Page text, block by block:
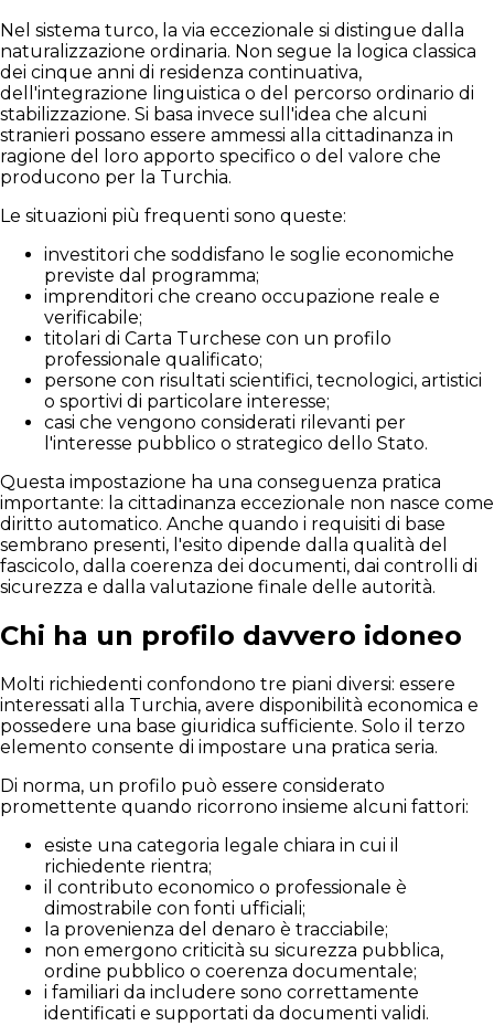
Nel sistema turco, la via eccezionale si distingue dalla
naturalizzazione ordinaria. Non segue la logica classica
dei cinque anni di residenza continuativa,
dell'integrazione linguistica o del percorso ordinario di
stabilizzazione. Si basa invece sull'idea che alcuni
stranieri possano essere ammessi alla cittadinanza in
ragione del loro apporto specifico o del valore che
producono per la Turchia.
Le situazioni più frequenti sono queste:
investitori che soddisfano le soglie economiche
previste dal programma;
imprenditori che creano occupazione reale e
verificabile;
titolari di Carta Turchese con un profilo
professionale qualificato;
persone con risultati scientifici, tecnologici, artistici
o sportivi di particolare interesse;
casi che vengono considerati rilevanti per
l'interesse pubblico o strategico dello Stato.
Questa impostazione ha una conseguenza pratica
importante: la cittadinanza eccezionale non nasce come
diritto automatico. Anche quando i requisiti di base
sembrano presenti, l'esito dipende dalla qualità del
fascicolo, dalla coerenza dei documenti, dai controlli di
sicurezza e dalla valutazione finale delle autorità.
Chi ha un profilo davvero idoneo
Molti richiedenti confondono tre piani diversi: essere
interessati alla Turchia, avere disponibilità economica e
possedere una base giuridica sufficiente. Solo il terzo
elemento consente di impostare una pratica seria.
Di norma, un profilo può essere considerato
promettente quando ricorrono insieme alcuni fattori:
esiste una categoria legale chiara in cui il
richiedente rientra;
il contributo economico o professionale è
dimostrabile con fonti ufficiali;
la provenienza del denaro è tracciabile;
non emergono criticità su sicurezza pubblica,
ordine pubblico o coerenza documentale;
i familiari da includere sono correttamente
identificati e supportati da documenti validi.